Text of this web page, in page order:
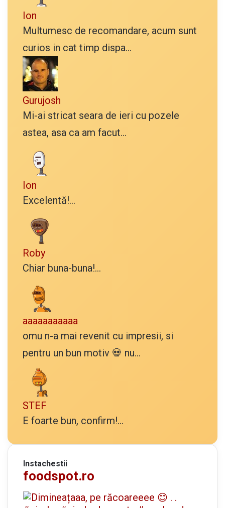
Ion
Multumesc de recomandare, acum sunt
curios in cat timp dispa...
Gurujosh
Mi-ai stricat seara de ieri cu pozele
astea, asa ca am facut...
Ion
Excelentă!...
Roby
Chiar buna-buna!...
aaaaaaaaaaa
omu n-a mai revenit cu impresii, si
pentru un bun motiv 💀 nu...
STEF
E foarte bun, confirm!...
Instachestii
foodspot.ro